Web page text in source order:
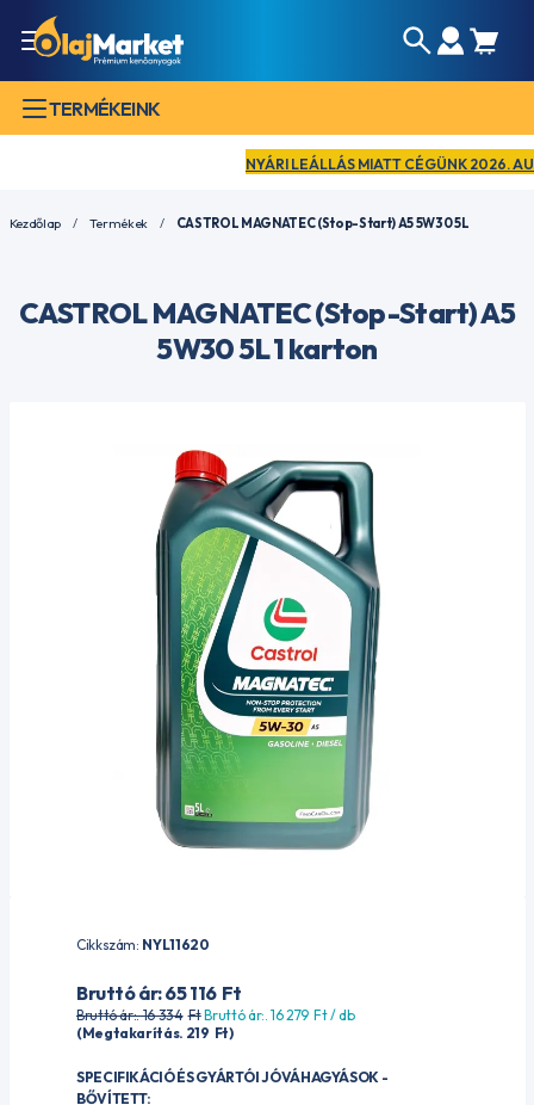
TERMÉKEINK
NYÁRI LEÁLLÁS MIATT CÉGÜNK 2026.
Kezdőlap Termékek CASTROL MAGNATEC (Stop-Start) A5 5W30 5L
CASTROL MAGNATEC (Stop-Start) A5
5W30 5L 1 karton
Cikkszám: NYL11620
Bruttó ár: 65 116 Ft
Bruttó ár:. 16 334 FtBruttó ár:. 16 279 Ft/ db
(Megtakarítás. 219 Ft)
SPECIFIKÁCIÓ ÉS GYÁRTÓI JÓVÁHAGYÁSOK -
BŐVÍTETT: